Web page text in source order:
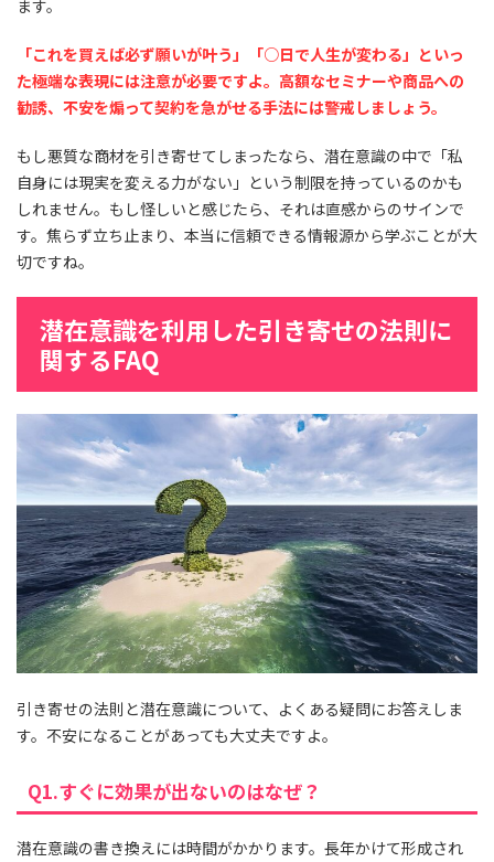
ます。
「これを買えば必ず願いが叶う」「○日で人生が変わる」といっ
た極端な表現には注意が必要ですよ。高額なセミナーや商品への
勧誘、不安を煽って契約を急がせる手法には警戒しましょう。
もし悪質な商材を引き寄せてしまったなら、潜在意識の中で「私
自身には現実を変える力がない」という制限を持っているのかも
しれません。もし怪しいと感じたら、それは直感からのサインで
す。焦らず立ち止まり、本当に信頼できる情報源から学ぶことが大
切ですね。
潜在意識を利用した引き寄せの法則に
関するFAQ
引き寄せの法則と潜在意識について、よくある疑問にお答えしま
す。不安になることがあっても大丈夫ですよ。
Q1.すぐに効果が出ないのはなぜ？
潜在意識の書き換えには時間がかかります。長年かけて形成され